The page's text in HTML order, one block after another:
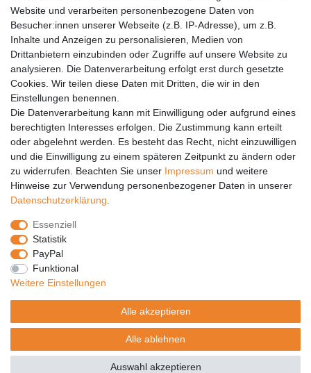
Barrierefreiheit
Anleitungen
Vertrag widerrufen
PARTNER
DHL
GLS
PaketPLUS
SPONSORING
Malchower SV 90
Malchower Wölfe
ZERTIFIKATE
Händlerbund
Trusted Shops
Website und verarbeiten personenbezogene Daten von
Besucher:innen unserer Webseite (z.B. IP-Adresse), um z.B.
Inhalte und Anzeigen zu personalisieren, Medien von
Drittanbietern einzubinden oder Zugriffe auf unsere Website zu
analysieren. Die Datenverarbeitung erfolgt erst durch gesetzte
Cookies. Wir teilen diese Daten mit Dritten, die wir in den
Einstellungen benennen.
Die Datenverarbeitung kann mit Einwilligung oder aufgrund eines
berechtigten Interesses erfolgen. Die Zustimmung kann erteilt
oder abgelehnt werden. Es besteht das Recht, nicht einzuwilligen
und die Einwilligung zu einem späteren Zeitpunkt zu ändern oder
zu widerrufen. Beachten Sie unser Impressum und weitere
Hinweise zur Verwendung personenbezogener Daten in unserer
Daten­schutz­erklärung
Essenziell
Statistik
PayPal
Funktional
Weitere Einstellungen
Alle akzeptieren
Alle ablehnen
Auswahl akzeptieren